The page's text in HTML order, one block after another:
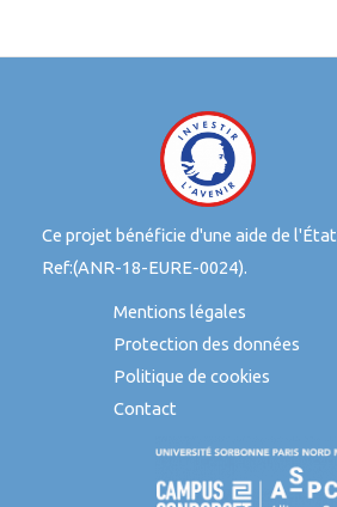
Ce projet bénéficie d'une aide de l'État
Ref:(ANR-18-EURE-0024).
Mentions légales
Protection des données
Politique de cookies
Contact